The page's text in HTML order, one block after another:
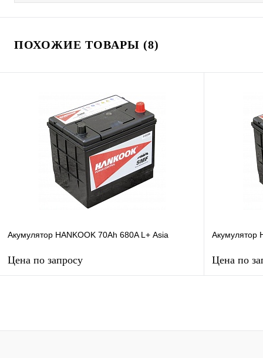
ПОХОЖИЕ ТОВАРЫ (8)
Акумулятор HANKOOK 70Ah 680A L+ Аsia
Цена по запросу
Акумулятор
Цена по